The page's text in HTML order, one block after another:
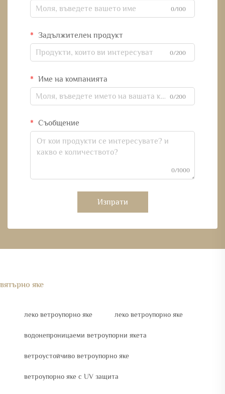
0/100
Задължителен продукт
0/200
Име на компанията
0/200
Съобщение
0/1000
Изпрати
вятърно яке
леко ветроупорно яке леко ветроупорно яке
водонепроницаеми ветроупорни якета
ветроустойчиво ветроупорно яке
ветроупорно яке с UV защита